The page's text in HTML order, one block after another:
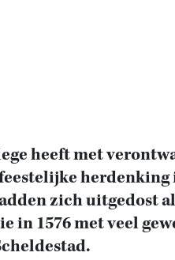
heeft met
zich uitgedost
in 1576 met veel